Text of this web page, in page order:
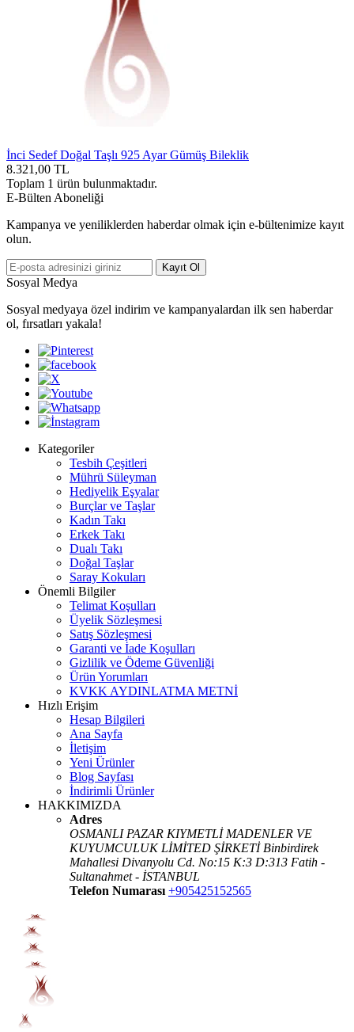
İnci Sedef Doğal Taşlı 925 Ayar Gümüş Bileklik
8.321,00 TL
Toplam 1 ürün bulunmaktadır.
E-Bülten Aboneliği
Kampanya ve yeniliklerden haberdar olmak için e-bültenimize kayıt
olun.
Kayıt Ol
Sosyal Medya
Sosyal medyaya özel indirim ve kampanyalardan ilk sen haberdar
ol, fırsatları yakala!
Kategoriler
Tesbih Çeşitleri
Mührü Süleyman
Hediyelik Eşyalar
Burçlar ve Taşlar
Kadın Takı
Erkek Takı
Dualı Takı
Doğal Taşlar
Saray Kokuları
Önemli Bilgiler
Telimat Koşulları
Üyelik Sözleşmesi
Satış Sözleşmesi
Garanti ve İade Koşulları
Gizlilik ve Ödeme Güvenliği
Ürün Yorumları
KVKK AYDINLATMA METNİ
Hızlı Erişim
Hesap Bilgileri
Ana Sayfa
İletişim
Yeni Ürünler
Blog Sayfası
İndirimli Ürünler
HAKKIMIZDA
Adres
OSMANLI PAZAR KIYMETLİ MADENLER VE
KUYUMCULUK LİMİTED ŞİRKETİ Binbirdirek
Mahallesi Divanyolu Cd. No:15 K:3 D:313 Fatih -
Sultanahmet - İSTANBUL
Telefon Numarası +905425152565